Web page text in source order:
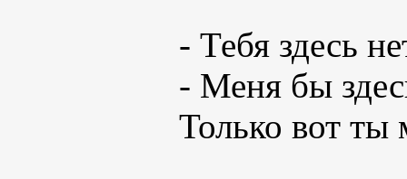
- Тебя здесь
- Меня бы
Только вот ты